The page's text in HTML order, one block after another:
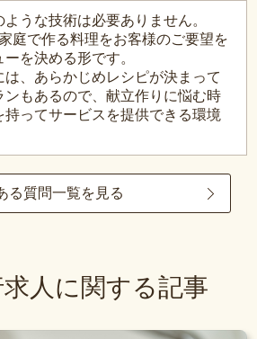
ような技術は必要ありません。
庭で作る料理をお客様のご要望を
を決める形です。
、あらかじめレシピが決まって
ンもあるので、献立作りに悩む時
持ってサービスを提供できる環境
る質問一覧を見る
人に関する記事